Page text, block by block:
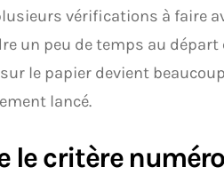
vérifications à faire
un peu de temps au
le papier devient
lancé.
le critère